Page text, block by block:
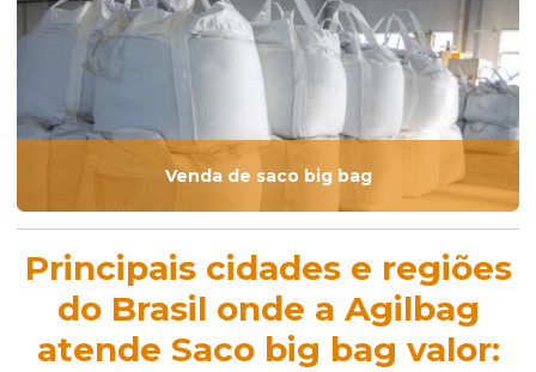
Venda de saco big bag
Principais cidades e regiões
do Brasil onde a Agilbag
atende Saco big bag valor: